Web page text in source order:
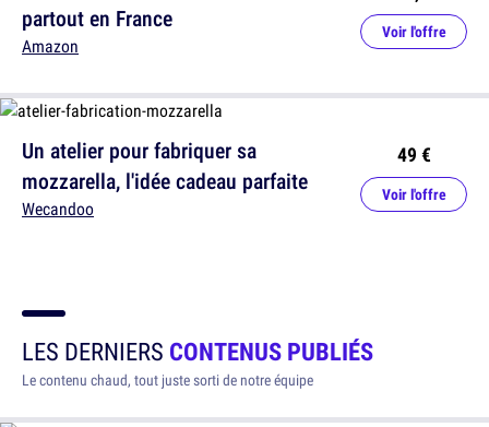
Un atelier pour fabriquer sa
mozzarella, l'idée cadeau parfaite
Wecandoo
49 €
Voir l'offre
partout en France
Amazon
Voir l'offre
LES DERNIERS CONTENUS PUBLIÉS
Le contenu chaud, tout juste sorti de notre équipe